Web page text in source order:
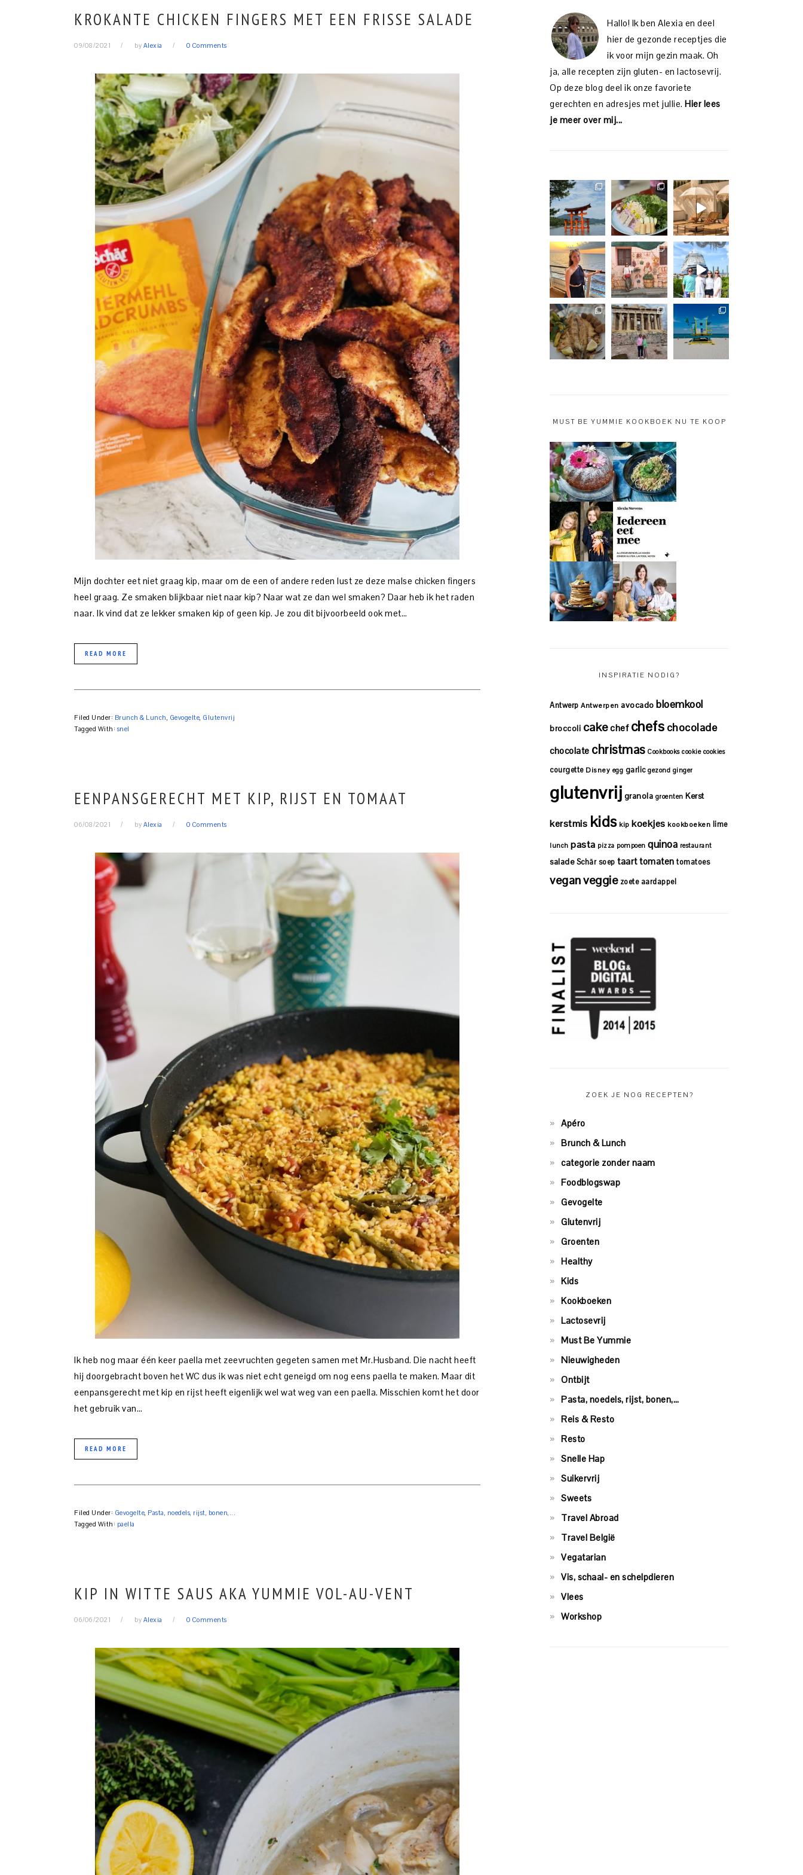
KROKANTE CHICKEN FINGERS MET EEN FRISSE SALADE
09/08/2021 by Alexia 0 Comments
Mijn dochter eet niet graag kip, maar om de een of andere reden lust ze deze malse chicken fingers
heel graag. Ze smaken blijkbaar niet naar kip? Naar wat ze dan wel smaken? Daar heb ik het raden
naar. Ik vind dat ze lekker smaken kip of geen kip. Je zou dit bijvoorbeeld ook met…
READ MORE
Filed Under: Brunch & Lunch, Gevogelte, Glutenvrij
Tagged With: snel
EENPANSGERECHT MET KIP, RIJST EN TOMAAT
06/08/2021 by Alexia 0 Comments
Ik heb nog maar één keer paella met zeevruchten gegeten samen met Mr.Husband. Die nacht heeft
hij doorgebracht boven het WC dus ik was niet echt geneigd om nog eens paella te maken. Maar dit
eenpansgerecht met kip en rijst heeft eigenlijk wel wat weg van een paella. Misschien komt het door
het gebruik van…
READ MORE
Filed Under: Gevogelte, Pasta, noedels, rijst, bonen,...
Tagged With: paella
KIP IN WITTE SAUS AKA YUMMIE VOL-AU-VENT
06/06/2021 by Alexia 0 Comments
Hallo! Ik ben Alexia en deel
hier de gezonde receptjes die
ik voor mijn gezin maak. Oh
ja, alle recepten zijn gluten- en lactosevrij.
Op deze blog deel ik onze favoriete
gerechten en adresjes met jullie. Hier lees
je meer over mij...
MUST BE YUMMIE KOOKBOEK NU TE KOOP
INSPIRATIE NODIG?
Antwerp Antwerpen avocado bloemkool
broccoli cakechef chefs chocolade
chocolate christmas Cookbooks cookie cookies
courgette Disney egg garlic gezond ginger
glutenvrij granola groenten Kerst
kerstmis kids kip koekjes kookboeken lime
lunch pasta pizza pompoen quinoa restaurant
salade Schär soep taarttomaten tomatoes
veganveggie zoete aardappel
ZOEK JE NOG RECEPTEN?
Apéro
Brunch & Lunch
categorie zonder naam
Foodblogswap
Gevogelte
Glutenvrij
Groenten
Healthy
Kids
Kookboeken
Lactosevrij
Must Be Yummie
Nieuwigheden
Ontbijt
Pasta, noedels, rijst, bonen,…
Reis & Resto
Resto
Snelle Hap
Suikervrij
Sweets
Travel Abroad
Travel België
Vegatarian
Vis, schaal- en schelpdieren
Vlees
Workshop